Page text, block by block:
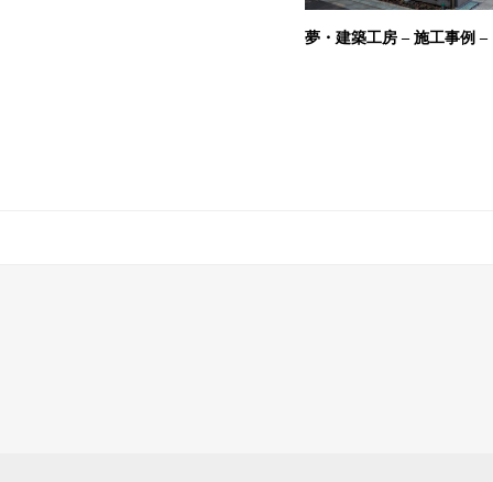
夢・建築工房 – 施工事例 –